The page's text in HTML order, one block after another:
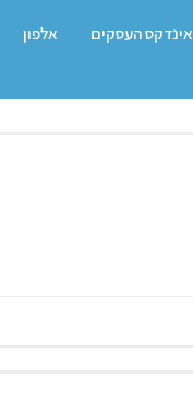
אינדקס העסקים אלפון